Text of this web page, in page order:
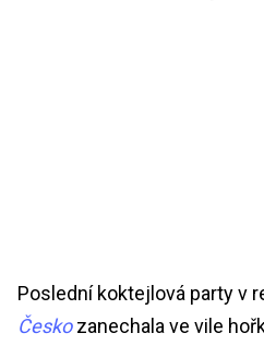
Poslední koktejlová party v
Českozanechala ve vile